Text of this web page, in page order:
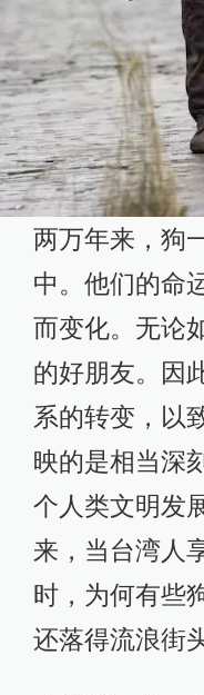
两万年来，狗
中。他们的命
而变化。无论
的好朋友。因
系的转变，以
映的是相当深
个人类文明发
来，当台湾人
时，为何有些
还落得流浪街